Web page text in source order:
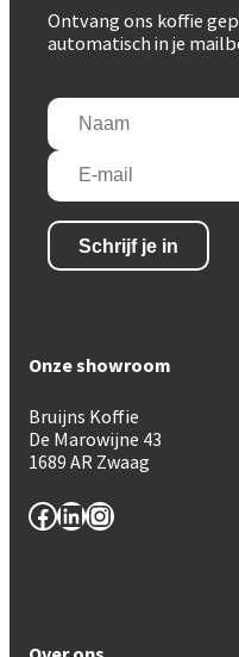
Ontvang ons koffie
automatisch in je
Naam
(Vereist)
E-
mail
(Vereist)
Onze showroom
Bruijns Koffie
De Marowijne 43
1689 AR Zwaag
Facebook LinkedIn Instagram